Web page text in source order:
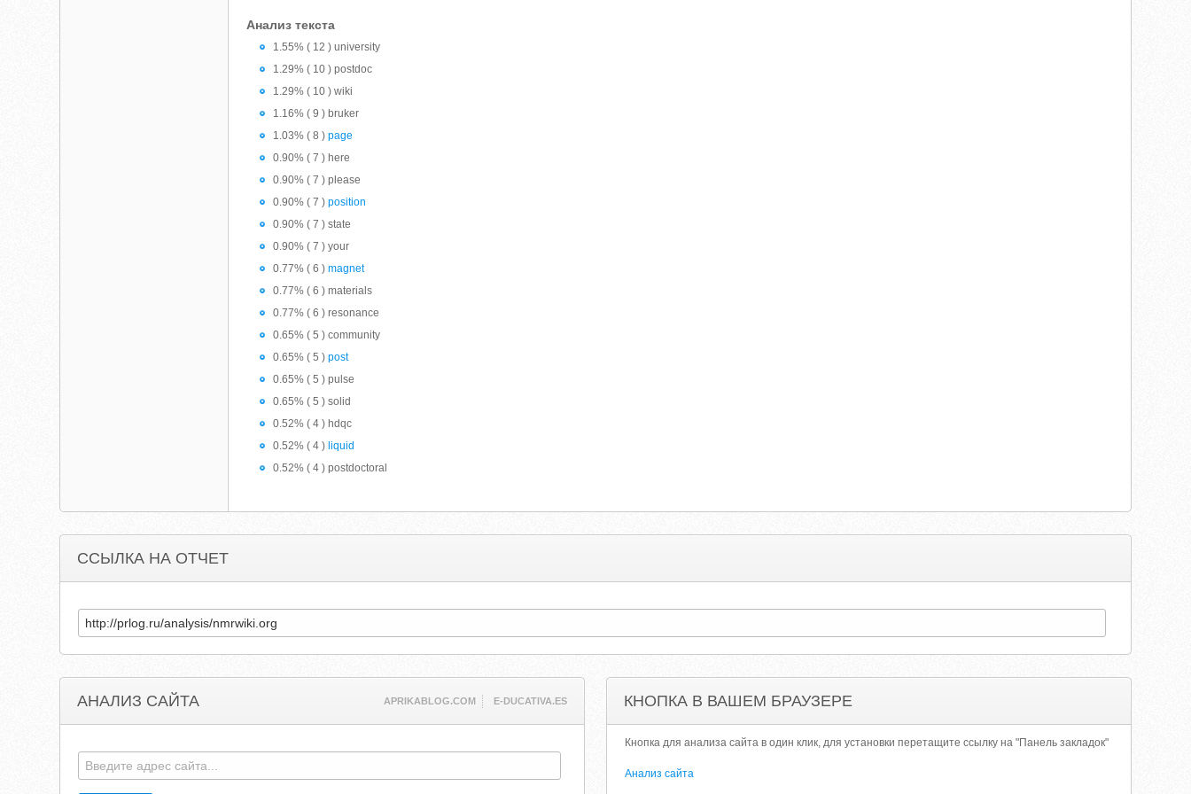
Анализ текста
1.55% ( 12 ) university
1.29% ( 10 ) postdoc
1.29% ( 10 ) wiki
1.16% ( 9 ) bruker
1.03% ( 8 )page
0.90% ( 7 ) here
0.90% ( 7 ) please
0.90% ( 7 )position
0.90% ( 7 ) state
0.90% ( 7 ) your
0.77% ( 6 )magnet
0.77% ( 6 ) materials
0.77% ( 6 ) resonance
0.65% ( 5 ) community
0.65% ( 5 )post
0.65% ( 5 ) pulse
0.65% ( 5 ) solid
0.52% ( 4 ) hdqc
0.52% ( 4 ) liquid
0.52% ( 4 ) postdoctoral
ССЫЛКА НА ОТЧЕТ
АНАЛИЗ САЙТА APRIKABLOG.COM E-DUCATIVA.ES КНОПКА В ВАШЕМ БРАУЗЕРЕ
Кнопка для анализа сайта в один клик, для установки перетащите ссылку на "Панель закладок"
Анализ сайта